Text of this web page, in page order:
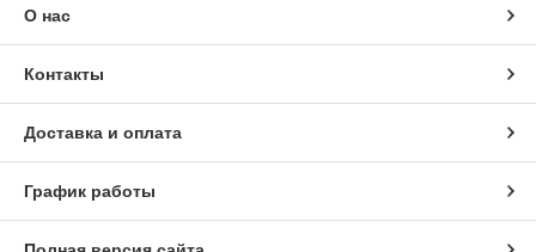
О нас
Контакты
Доставка и оплата
График работы